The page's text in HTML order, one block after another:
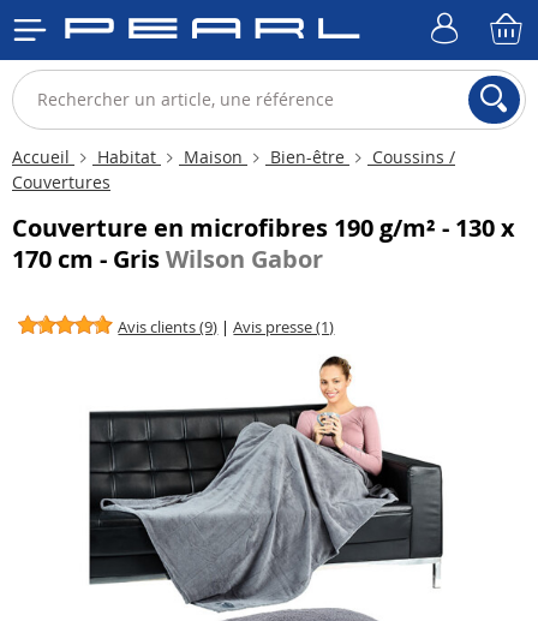
Accueil Habitat Maison Bien-être
Coussins /
Couvertures
Couverture en microfibres 190 g/m² - 130 x
170 cm - GrisWilson Gabor
Avis clients (9) |Avis presse (1)